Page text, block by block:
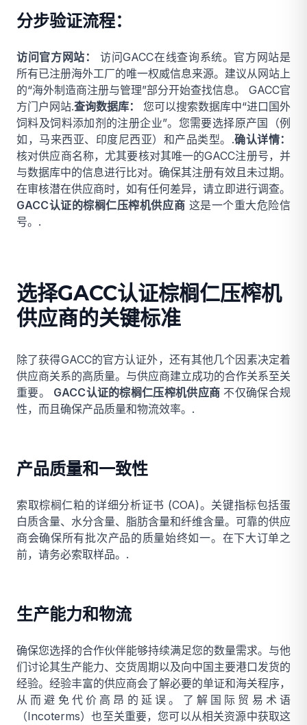
分步验证流程：
访问官方网站：
访问GACC在线查询系统。官方网站是
所有已注册海外工厂的唯一权威信息来源。建议从网站上
的“海外制造商注册与管理”部分开始查找信息。 GACC官
方门户网站.查询数据库：
您可以搜索数据库中“进口国外
饲料及饲料添加剂的注册企业”。您需要选择原产国（例
如，马来西亚、印度尼西亚）和产品类型。.确认详情：
核对供应商名称，尤其要核对其唯一的GACC注册号，并
与数据库中的信息进行比对。确保其注册有效且未过期。
在审核潜在供应商时，如有任何差异，请立即进行调查。
GACC认证的棕榈仁压榨机供应商 这是一个重大危险信
号。.
选择GACC认证棕榈仁压榨机
供应商的关键标准
除了获得GACC的官方认证外，还有其他几个因素决定着
供应商关系的高质量。与供应商建立成功的合作关系至关
重要。 GACC认证的棕榈仁压榨机供应商 不仅确保合规
性，而且确保产品质量和物流效率。.
产品质量和一致性
索取棕榈仁粕的详细分析证书 (COA)。关键指标包括蛋
白质含量、水分含量、脂肪含量和纤维含量。可靠的供应
商会确保所有批次产品的质量始终如一。在下大订单之
前，请务必索取样品。.
生产能力和物流
确保您选择的合作伙伴能够持续满足您的数量需求。与他
们讨论其生产能力、交货周期以及向中国主要港口发货的
经验。经验丰富的供应商会了解必要的单证和海关程序，
从而避免代价高昂的延误。了解国际贸易术语
（Incoterms）也至关重要，您可以从相关资源中获取这